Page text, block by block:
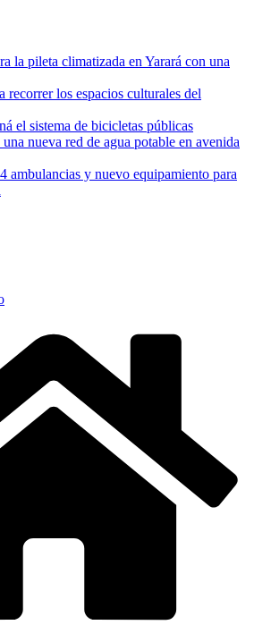
la pileta climatizada en Yarará con una
recorrer los espacios culturales del
el sistema de bicicletas públicas
nueva red de agua potable en avenida
ambulancias y nuevo equipamiento para